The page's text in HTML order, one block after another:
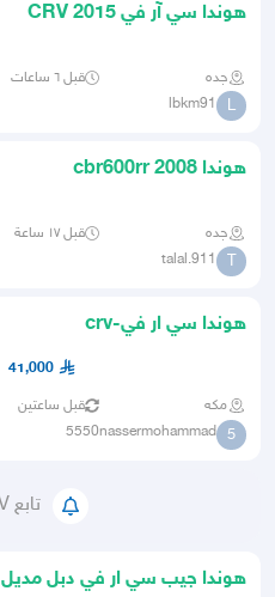
هوندا سي آر في CRV 2015
جده قبل ٦ ساعات
L
lbkm91
هوندا cbr600rr 2008
جده قبل ١٧ ساعة
T
talal.911
هوندا سي ار في-crv
41,000
مكه قبل ساعتين
5
5550nassermohammad
تابع CRV
هوندا جيب سي ار في دبل مديل 2014